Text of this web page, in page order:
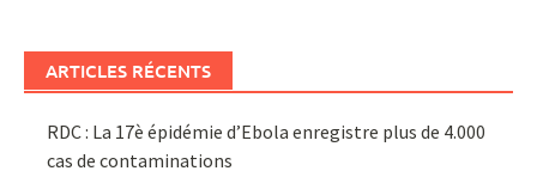
ARTICLES RÉCENTS
RDC : La 17è épidémie d’Ebola enregistre plus de 4.000
cas de contaminations